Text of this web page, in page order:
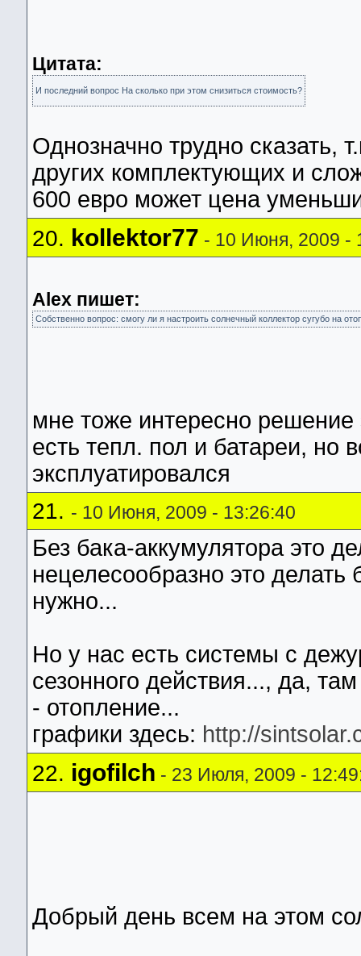
Цитата:
И последний вопрос На сколько при этом снизиться стоимость?
Однозначно трудно сказать,
других комплектующих и
600 евро может цена
20. kollektor77 - 10 Июня, 2009 -
Alex пишет:
Собственно вопрос: смогу ли я настроить солнечный коллектор сугубо на
мне тоже интересно решение
есть тепл. пол и батареи, но
эксплуатировался
21. - 10 Июня, 2009 - 13:26:40
Без бака-аккумулятора это
нецелесообразно это делать
нужно...
Но у нас есть системы с
сезонного действия..., да,
- отопление...
графики здесь: http://
22. igofilch - 23 Июля, 2009 -
Добрый день всем на этом